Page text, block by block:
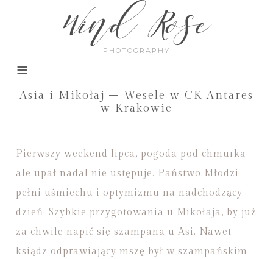
Wind Rose
PHOTOGRAPHY
Asia i Mikołaj – Wesele w CK Antares
w Krakowie
Pierwszy weekend lipca, pogoda pod chmurką
ale upał nadal nie ustępuje. Państwo Młodzi
pełni uśmiechu i optymizmu na nadchodzący
dzień. Szybkie przygotowania u Mikołaja, by już
za chwilę napić się szampana u Asi. Nawet
ksiądz odprawiający mszę był w szampańskim